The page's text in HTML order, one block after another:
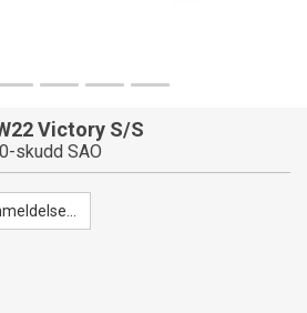
Victory S/S
skudd SAO